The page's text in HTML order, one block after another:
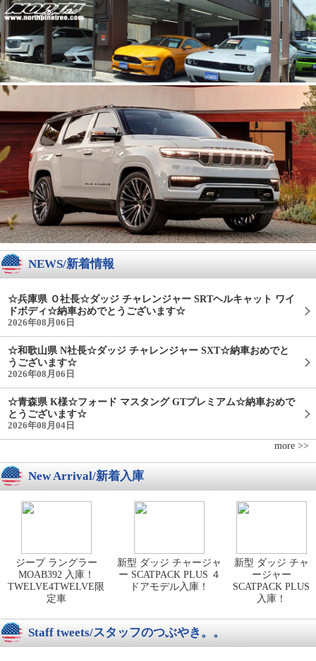
NEWS/新着情報
☆兵庫県 Ｏ社長☆ダッジ チャレンジャー SRTヘルキャット ワイ
ドボディ☆納車おめでとうございます☆
2026年08月06日
☆和歌山県 N社長☆ダッジ チャレンジャー SXT☆納車おめでと
うございます☆
2026年08月06日
☆青森県 K様☆フォード マスタング GTプレミアム☆納車おめで
とうございます☆
2026年08月04日
more >>
New Arrival/新着入庫
ジープ ラングラー
MOAB392 入庫！
TWELVE4TWELVE限
定車
新型 ダッジ チャージャ
ー SCATPACK PLUS ４
ドアモデル入庫！
新型 ダッジ チャ
ージャー
SCATPACK PLUS
入庫！
Staff tweets/スタッフのつぶやき。。